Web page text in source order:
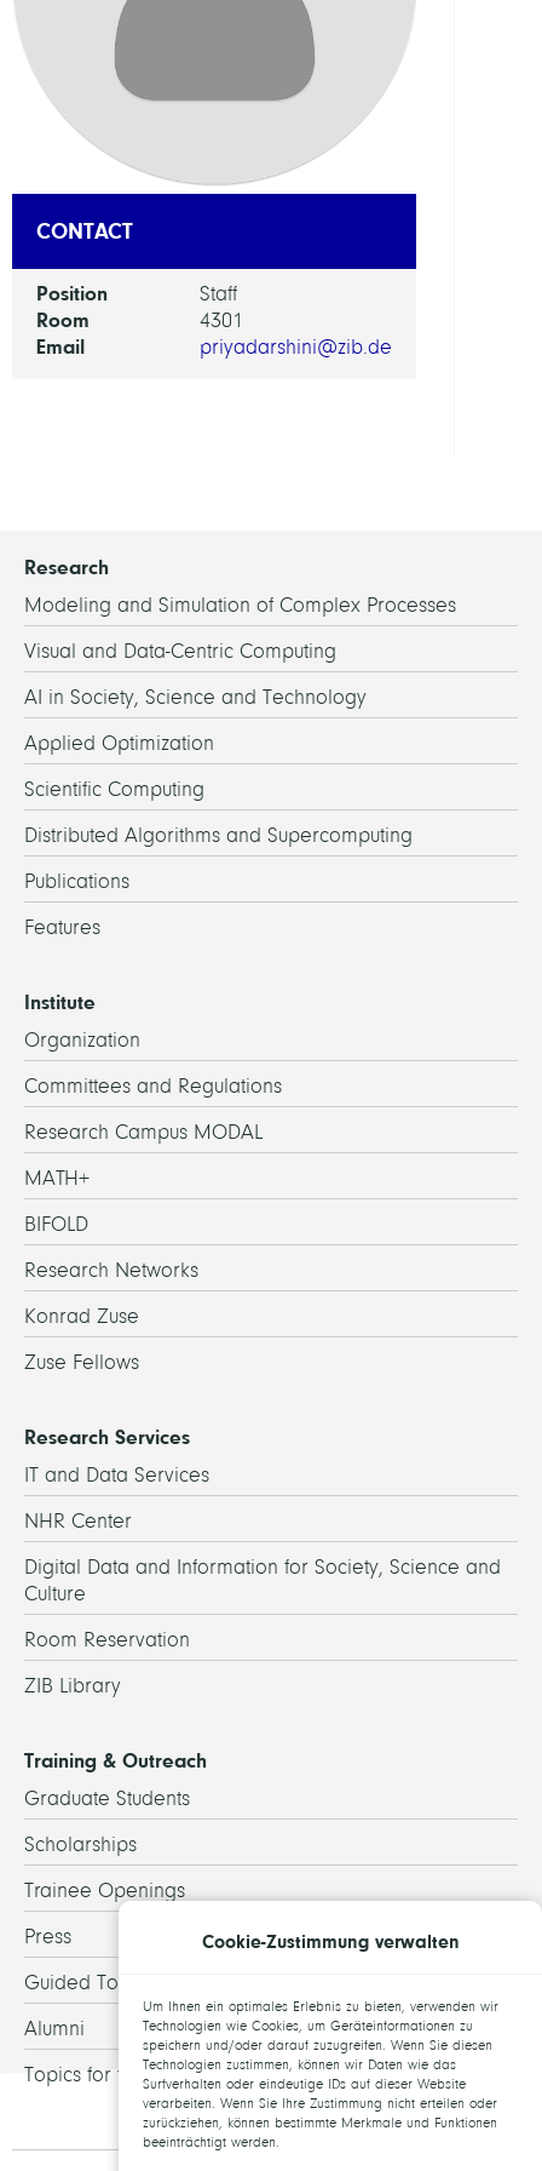
CONTACT
Position Staff
Room 4301
Email priyadarshini@zib.de
Research
Modeling and Simulation of Complex Processes
Visual and Data-Centric Computing
AI in Society, Science and Technology
Applied Optimization
Scientific Computing
Distributed Algorithms and Supercomputing
Publications
Features
Institute
Organization
Committees and Regulations
Research Campus MODAL
MATH+
BIFOLD
Research Networks
Konrad Zuse
Zuse Fellows
Research Services
IT and Data Services
NHR Center
Digital Data and Information for Society, Science and
Culture
Room Reservation
ZIB Library
Training & Outreach
Graduate Students
Scholarships
Trainee Openings
Press
Guided Tours
Alumni
Topics for theses
Cookie-Zustimmung verwalten
Um Ihnen ein optimales Erlebnis zu bieten, verwenden wir
Technologien wie Cookies, um Geräteinformationen zu
speichern und/oder darauf zuzugreifen. Wenn Sie diesen
Technologien zustimmen, können wir Daten wie das
Surfverhalten oder eindeutige IDs auf dieser Website
verarbeiten. Wenn Sie Ihre Zustimmung nicht erteilen oder
zurückziehen, können bestimmte Merkmale und Funktionen
beeinträchtigt werden.